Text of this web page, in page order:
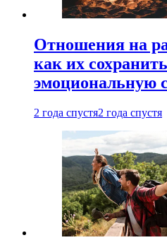
Отношения на
как их
эмоциональную
2 года спустя2 года спустя